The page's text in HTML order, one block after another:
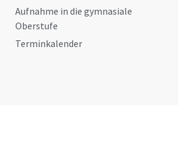
Aufnahme in die gymnasiale
Oberstufe
Terminkalender